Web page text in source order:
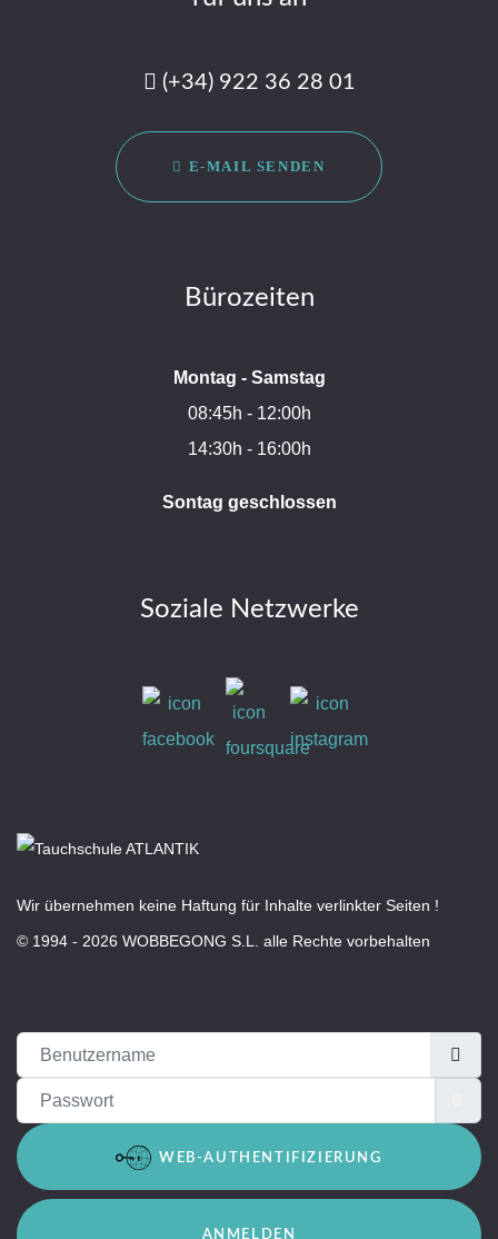
(+34) 922 36 28 01
E-MAIL SENDEN
Bürozeiten
Montag - Samstag
08:45h - 12:00h
14:30h - 16:00h
Sontag geschlossen
Soziale Netzwerke
Wir übernehmen keine Haftung für Inhalte verlinkter Seiten !
© 1994 - 2026 WOBBEGONG S.L. alle Rechte vorbehalten
Benutzername
Passwort
WEB-AUTHENTIFIZIERUNG
ANMELDEN